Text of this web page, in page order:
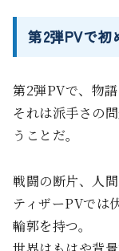
第2弾PVで初
第2弾PVで、物
それは派手さの
うことだ。
戦闘の断片、人
ティザーPVでは
輪郭を持つ。